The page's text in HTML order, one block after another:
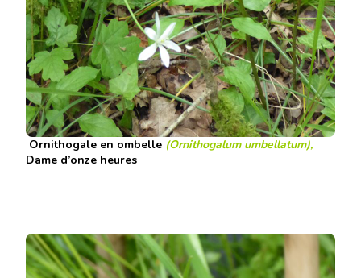
Ornithogale en ombelle (Ornithogalum umbellatum),
Dame d’onze heures